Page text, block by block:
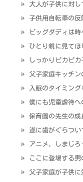
大人が子供に対
子供用自転車の
ビッグダディは
ひとり親に見てほ
しっかりピカピ
父子家庭キッチン
入眠のタイミング
僕にも児童虐待へ
保育園の先生の成
遂に歯がぐらつい
アニメ、しまじろ
ここに登場する男
父子家庭が子供に